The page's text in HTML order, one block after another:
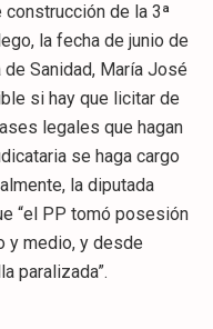
de la 3ª
la fecha de junio de
Sanidad, María José
si hay que licitar de
legales que hagan
se haga cargo
la diputada
“el PP tomó posesión
y medio, y desde
paralizada”.